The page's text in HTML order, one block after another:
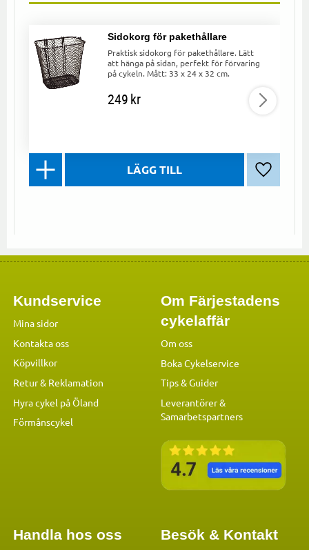
Sidokorg för pakethållare
Praktisk sidokorg för pakethållare. Lätt
att hänga på sidan, perfekt för förvaring
på cykeln. Mått: 33 x 24 x 32 cm.
249kr
Lägg till
Kundservice
Mina sidor
Kontakta oss
Köpvillkor
Retur & Reklamation
Hyra cykel på Öland
Förmånscykel
Om Färjestadens
cykelaffär
Om oss
Boka Cykelservice
Tips & Guider
Leverantörer &
Samarbetspartners
Handla hos oss Besök & Kontakt